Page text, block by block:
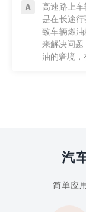
高速路上
是在长途
致车辆燃
来解决问
油的窘境，
汽
简单应